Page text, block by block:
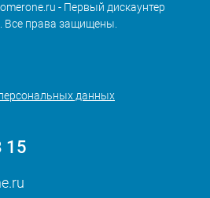
- Первый дискаунтер
Все права защищены.
данных
15